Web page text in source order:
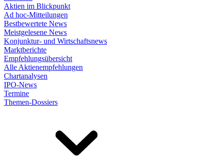
Aktien im Blickpunkt
Ad hoc-Mitteilungen
Bestbewertete News
Meistgelesene News
Konjunktur- und Wirtschaftsnews
Marktberichte
Empfehlungsübersicht
Alle Aktienempfehlungen
Chartanalysen
IPO-News
Termine
Themen-Dossiers